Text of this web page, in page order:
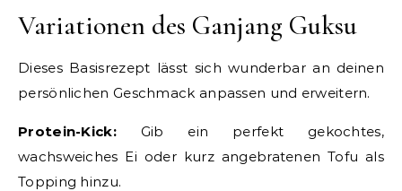
Variationen des Ganjang Guksu
Dieses Basisrezept lässt sich wunderbar an deinen
persönlichen Geschmack anpassen und erweitern.
Protein-Kick:Gib ein perfekt gekochtes,
wachsweiches Ei oder kurz angebratenen Tofu als
Topping hinzu.